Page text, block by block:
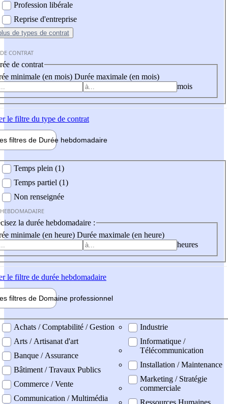
Profession libérale
Reprise d'entreprise
de types de contrat
CONTRAT
de contrat
minimale (en mois) Durée maximale (en mois)
mois
le filtre du type de contrat
filtres de Durée hebdomadaire
Temps plein (1)
Temps partiel (1)
Non renseignée
la durée hebdomadaire :
minimale (en heure) Durée maximale (en heure)
heures
le filtre de durée hebdomadaire
filtres de Domaine professionnel
professionel
Achats / Comptabilité / Gestion
Arts / Artisanat d'art
Banque / Assurance
Bâtiment / Travaux Publics
Commerce / Vente
Communication / Multimédia
Industrie
Informatique /
Télécommunication
Installation / Maintenance
Marketing / Stratégie
commerciale
Ressources Humaines